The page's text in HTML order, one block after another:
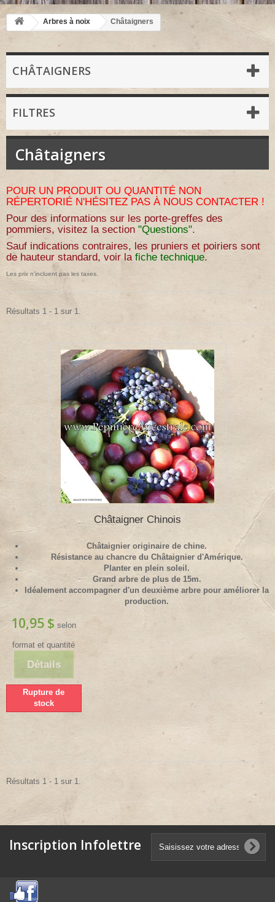
Arbres à noix Châtaigners
CHÂTAIGNERS
FILTRES
Châtaigners
POUR UN PRODUIT OU QUANTITÉ NON
RÉPERTORIÉ N'HÉSITEZ PAS À NOUS CONTACTER !
Pour des informations sur les porte-greffes des
pommiers, visitez la section "Questions".
Sauf indications contraires, les pruniers et poiriers sont
de hauteur standard, voir la fiche technique.
Les prix n'incluent pas les taxes.
Résultats 1 - 1 sur 1.
Châtaigner Chinois
Châtaignier originaire de chine.
Résistance au chancre du Châtaignier d'Amérique.
Planter en plein soleil.
Grand arbre de plus de 15m.
Idéalement accompagner d'un deuxième arbre pour améliorer la
production.
10,95 $ selon
format et quantité
Détails
Rupture de
stock
Résultats 1 - 1 sur 1.
Inscription Infolettre